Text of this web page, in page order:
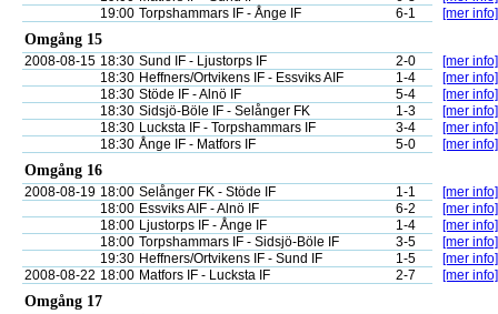
19:00 Torpshammars IF - Ånge IF 6-1 [mer info]
Omgång 15
2008-08-15 18:30 Sund IF - Ljustorps IF 2-0
[mer info]
18:30 Heffners/Ortvikens IF - Essviks AIF 1-4
[mer info]
18:30 Stöde IF - Alnö IF 5-4
[mer info]
18:30 Sidsjö-Böle IF - Selånger FK 1-3
[mer info]
18:30 Lucksta IF - Torpshammars IF 3-4
[mer info]
18:30 Ånge IF - Matfors IF 5-0 [mer info]
Omgång 16
2008-08-19 18:00 Selånger FK - Stöde IF 1-1
[mer info]
18:00 Essviks AIF - Alnö IF 6-2
[mer info]
18:00 Ljustorps IF - Ånge IF 1-4
[mer info]
18:00 Torpshammars IF - Sidsjö-Böle IF 3-5
[mer info]
19:30 Heffners/Ortvikens IF - Sund IF 1-5
[mer info]
2008-08-22 18:00 Matfors IF - Lucksta IF 2-7 [mer info]
Omgång 17